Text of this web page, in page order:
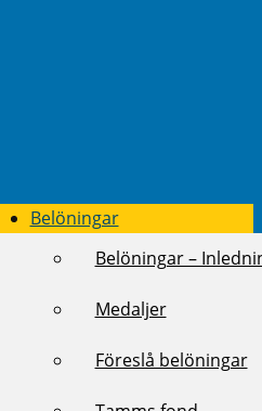
Belöningar
Belöningar –
Medaljer
Föreslå belöningar